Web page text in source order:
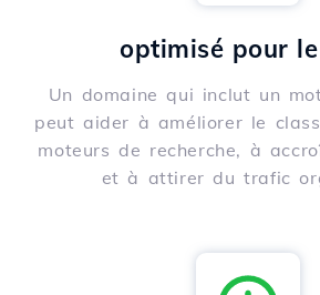
optimisé pour le
Un domaine qui inclut un
peut aider à améliorer le
moteurs de recherche, à
et à attirer du trafic